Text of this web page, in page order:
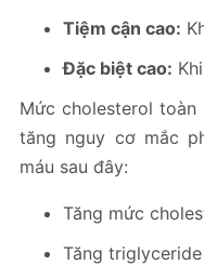
Tiệm cận cao:
Đặc biệt cao:
Mức cholesterol
tăng nguy cơ mắc
máu sau đây:
Tăng mức
Tăng